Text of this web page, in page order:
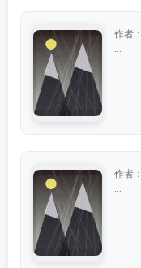
作者：
作者：